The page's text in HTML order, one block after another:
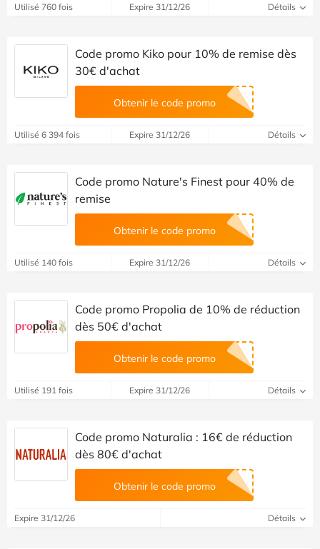
Utilisé 760 fois Expire 31/12/26 Détails
Code promo Kiko pour 10% de remise dès
30€ d'achat
Obtenir le code promo
Utilisé 6 394 fois Expire 31/12/26 Détails
Code promo Nature's Finest pour 40% de
remise
Obtenir le code promo
Utilisé 140 fois Expire 31/12/26 Détails
Code promo Propolia de 10% de réduction
dès 50€ d'achat
Obtenir le code promo
Utilisé 191 fois Expire 31/12/26 Détails
Code promo Naturalia : 16€ de réduction
dès 80€ d'achat
Obtenir le code promo
Expire 31/12/26 Détails